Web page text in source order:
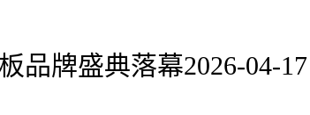
牌盛典落幕2026-04-17